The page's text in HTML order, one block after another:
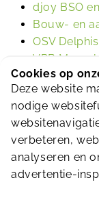
djoy BSO
Bouw- en
OSV Delphis
VRB
Triathlon
ZVVS
Careyn
Cookies op
Deze website
nodige
verbeteren,
analyseren en
advertentie-